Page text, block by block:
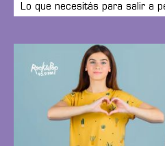
Lo que necesitás para salir a